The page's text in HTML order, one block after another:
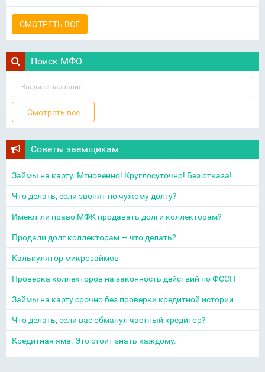
СМОТРЕТЬ ВСЕ
Поиск МФО
Советы заемщикам
Займы на карту. Мгновенно! Круглосуточно! Без отказа!
Что делать, если звонят по чужому долгу?
Имеют ли право МФК продавать долги коллекторам?
Продали долг коллекторам — что делать?
Калькулятор микрозаймов
Проверка коллекторов на законность действий по ФССП
Займы на карту срочно без проверки кредитной истории
Что делать, если вас обманул частный кредитор?
Кредитная яма. Это стоит знать каждому.